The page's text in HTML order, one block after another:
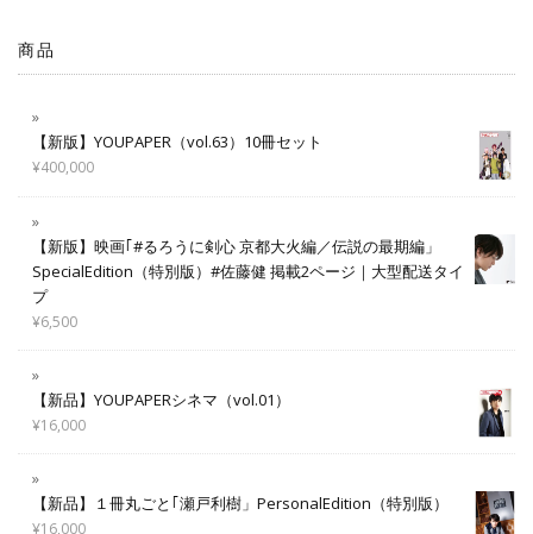
商品
【新版】YOUPAPER（vol.63）10冊セット
¥400,000
【新版】映画｢#るろうに剣心 京都大火編／伝説の最期編」
SpecialEdition（特別版）#佐藤健 掲載2ページ｜大型配送タイ
プ
¥6,500
【新品】YOUPAPERシネマ（vol.01）
¥16,000
【新品】１冊丸ごと｢瀬戸利樹」PersonalEdition（特別版）
¥16,000